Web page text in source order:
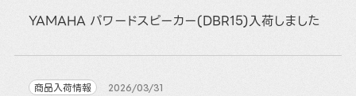
YAMAHA パワードスピーカー(DBR15)入荷しました
商品入荷情報 2026/03/31